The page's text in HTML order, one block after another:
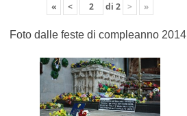
« < di 2 > »
Foto dalle feste di compleanno 2014